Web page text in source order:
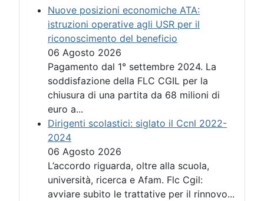
Nuove posizioni economiche ATA:
istruzioni operative agli USR per il
riconoscimento del beneficio
06 Agosto 2026
Pagamento dal 1° settembre 2024. La
soddisfazione della FLC CGIL per la
chiusura di una partita da 68 milioni di
euro a...
Dirigenti scolastici: siglato il Ccnl 2022-
2024
06 Agosto 2026
L’accordo riguarda, oltre alla scuola,
università, ricerca e Afam. Flc Cgil:
avviare subito le trattative per il rinnovo...